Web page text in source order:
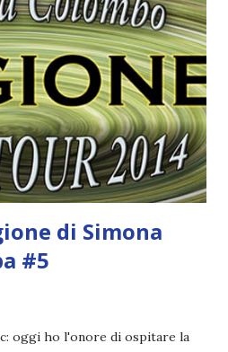
chiude all'aurora". È il
realtà e illusione si fondono e
ventaglio delle sue
lo insegue
sue straordinarie attrazioni:
l'albero dei desideri, il
di Simona
#5
oggi ho l'onore di ospitare la